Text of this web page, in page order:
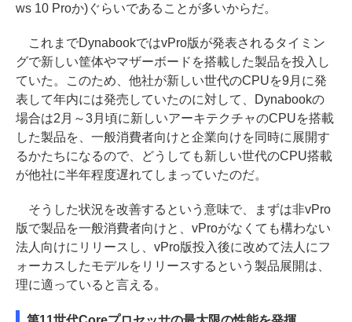
ws 10 Proか)ぐらいであることが多いからだ。
これまでDynabookではvPro版が発表されるタイミン
グで新しい筐体やマザーボードを搭載した製品を投入し
ていた。このため、他社が新しい世代のCPUを9月に発
表して年内には発売していたのに対して、Dynabookの
場合は2月～3月頃に新しいアーキテクチャのCPUを搭載
した製品を、一般消費者向けと企業向けを同時に展開す
るかたちになるので、どうしても新しい世代のCPU搭載
が他社に半年程度遅れてしまっていたのだ。
そうした状況を改善するという意味で、まずは非vPro
版で製品を一般消費者向けと、vProがなくても構わない
法人向けにリリースし、vPro版投入後に改めて法人にフ
ォーカスしたモデルをリリースするという製品展開は、
理に適っていると言える。